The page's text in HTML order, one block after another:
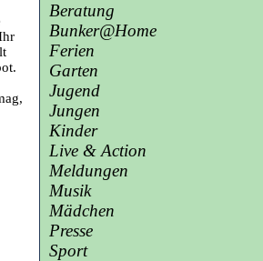
Beratung
Bunker@Home
Ferien
Garten
Jugend
Jungen
Kinder
Live & Action
Meldungen
Musik
Mädchen
Presse
Sport